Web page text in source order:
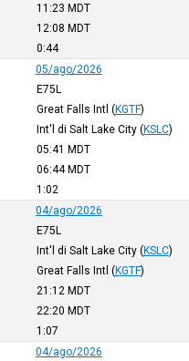
11:23 MDT
12:08 MDT
0:44
05/ago/2026
E75L
Great Falls Intl (KGTF)
Int'l di Salt Lake City (KSLC)
05:41 MDT
06:44MDT
1:02
04/ago/2026
E75L
Int'l di Salt Lake City (KSLC)
Great Falls Intl (KGTF)
21:12 MDT
22:20 MDT
1:07
04/ago/2026